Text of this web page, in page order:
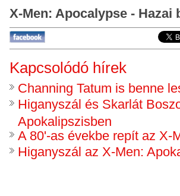
X-Men: Apocalypse - Hazai
Kapcsolódó hírek
Channing Tatum is benne
Higanyszál és Skarlát
Apokalipszisben
A 80'-as évekbe repít az X-
Higanyszál az X-Men: